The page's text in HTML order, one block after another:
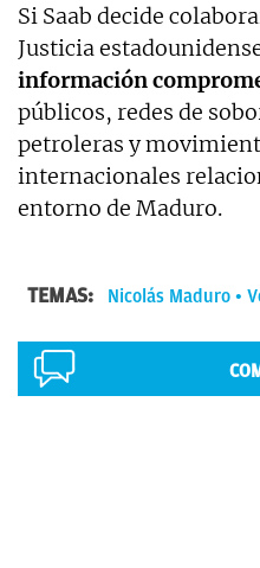
Si Saab decide
Justicia
información
públicos, redes de
petroleras y
internacionales
entorno de Maduro.
TEMAS: Nicolás Maduro